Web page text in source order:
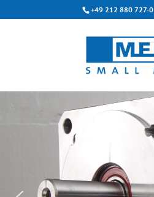
+49 212 880 727-0